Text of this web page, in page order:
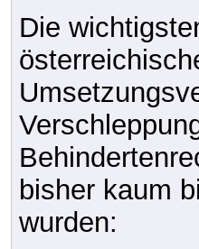
Die
bisher kaum
wurden: